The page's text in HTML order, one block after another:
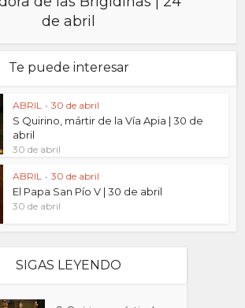
de abril
Te puede interesar
ABRIL • 30 de abril
S Quirino, mártir de la Vía Apia | 30 de
abril
30 de abril
ABRIL • 30 de abril
El Papa San Pío V | 30 de abril
30 de abril
SIGAS LEYENDO